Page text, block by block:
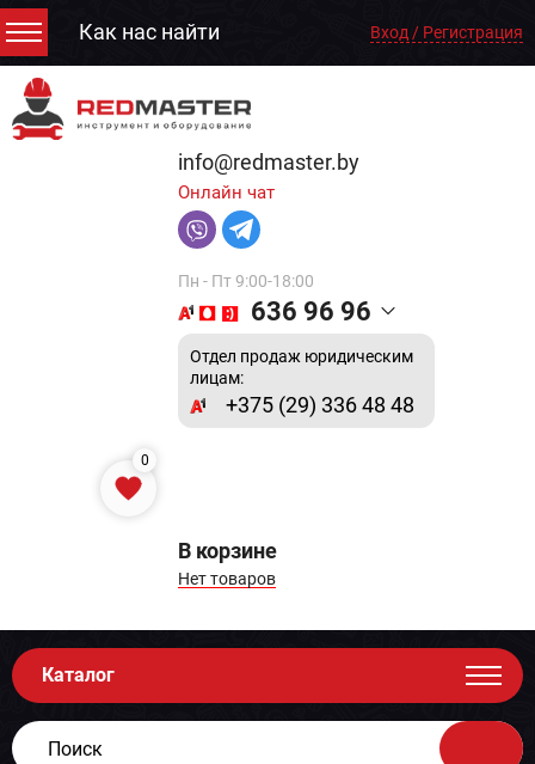
Как нас найти Вход / Регистрация
info@redmaster.by
Онлайн чат
Пн - Пт 9:00-18:00
636 96 96
Отдел продаж юридическим
лицам:
+375 (29) 336 48 48
0
В корзине
Нет товаров
Каталог